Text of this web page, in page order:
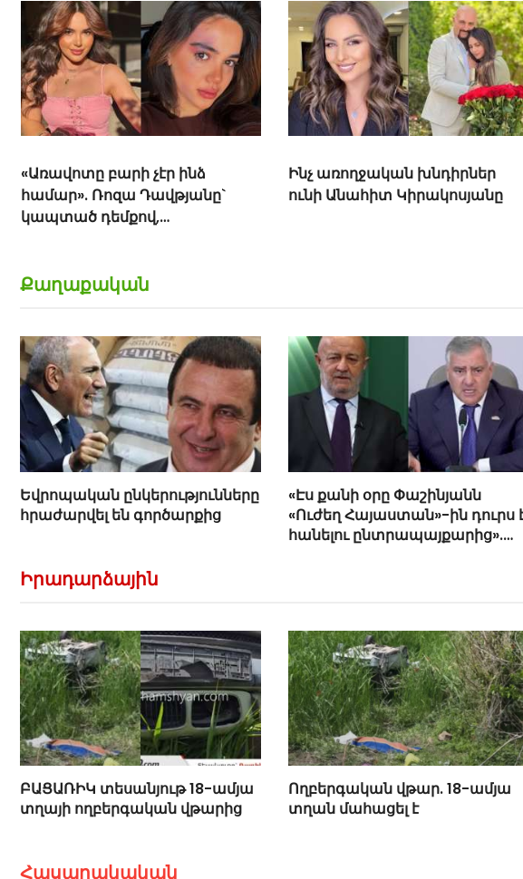
«Առավոտը բարի չէր ինձ
համար». Ռոզա Դավթյանը`
կապտած դեմքով,
Ինչ առողջական խնդիրներ
ունի Անահիտ Կիրակոսյանը
Քաղաքական
Եվրոպական ընկերությունները
հրաժարվել են գործարքից
«Էս քանի օրը Փաշինյանն
«Ուժեղ Հայաստան»-ին դուրս
հանելու ընտրապայքարից».
Իրադարձային
ԲԱՑԱՌԻԿ տեսանյութ 18-ամյա
տղայի ողբերգական վթարից
Ողբերգական վթար. 18-ամյա
տղան մահացել է
Հասարակական